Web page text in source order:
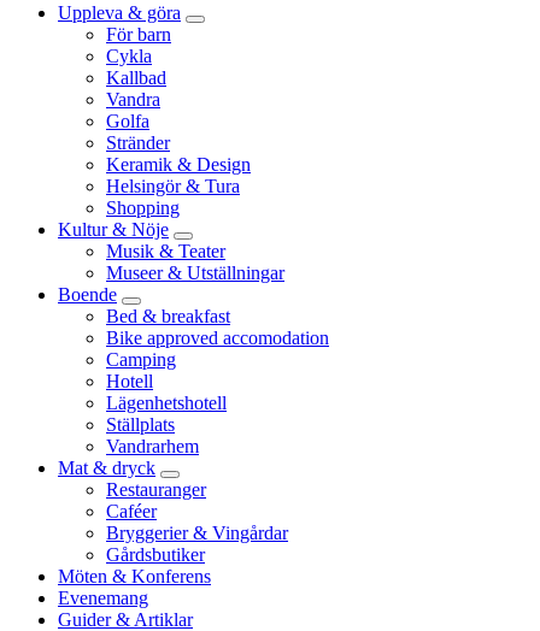
Uppleva & göra
För barn
Cykla
Kallbad
Vandra
Golfa
Stränder
Keramik & Design
Helsingör & Tura
Shopping
Kultur & Nöje
Musik & Teater
Museer & Utställningar
Boende
Bed & breakfast
Bike approved accomodation
Camping
Hotell
Lägenhetshotell
Ställplats
Vandrarhem
Mat & dryck
Restauranger
Caféer
Bryggerier & Vingårdar
Gårdsbutiker
Möten & Konferens
Evenemang
Guider & Artiklar